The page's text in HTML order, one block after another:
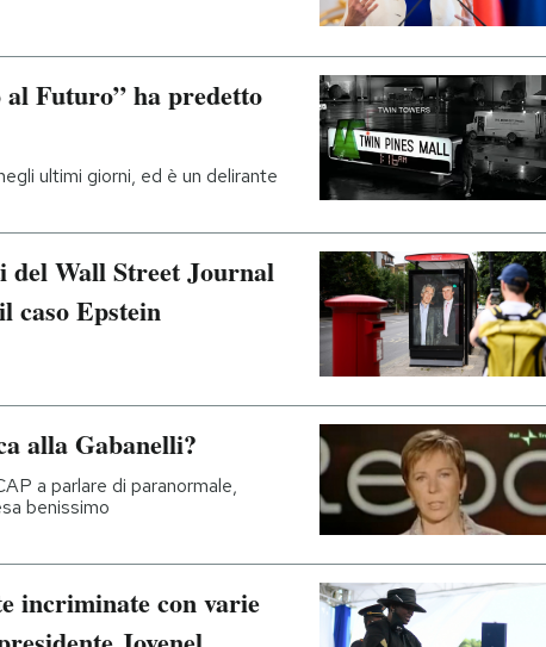
Futuro” ha predetto
ultimi giorni, ed è un delirante
del Wall Street Journal
caso Epstein
alla Gabanelli?
a parlare di paranormale,
benissimo
incriminate con varie